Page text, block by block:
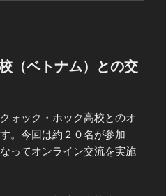
（ベトナム）との交
ォック・ホック高校とのオ
。今回は約２０名が参加
ってオンライン交流を実施